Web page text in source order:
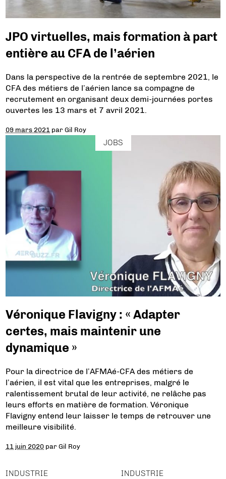
JPO virtuelles, mais formation à part
entière au CFA de l’aérien
Dans la perspective de la rentrée de septembre 2021, le
CFA des métiers de l’aérien lance sa compagne de
recrutement en organisant deux demi-journées portes
ouvertes les 13 mars et 7 avril 2021.
09 mars 2021 parGil Roy
JOBS
Véronique Flavigny : « Adapter
certes, mais maintenir une
dynamique »
Pour la directrice de l’AFMAé-CFA des métiers de
l’aérien, il est vital que les entreprises, malgré le
ralentissement brutal de leur activité, ne relâche pas
leurs efforts en matière de formation. Véronique
Flavigny entend leur laisser le temps de retrouver une
meilleure visibilité.
11 juin 2020 parGil Roy
INDUSTRIE INDUSTRIE